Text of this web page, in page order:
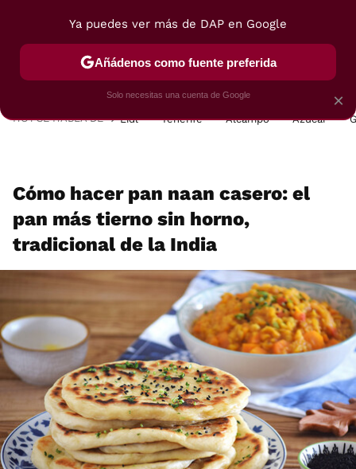
POSTRES VIAJES SELECCIÓN VEGUI
HOY SE HABLA DE Lidl Tenerife Alcampo Azúcar
Cómo hacer pan naan casero: el
pan más tierno sin horno,
tradicional de la India
×
Ya puedes ver más de DAP en Google
Añádenos como fuente preferida
Solo necesitas una cuenta de Google